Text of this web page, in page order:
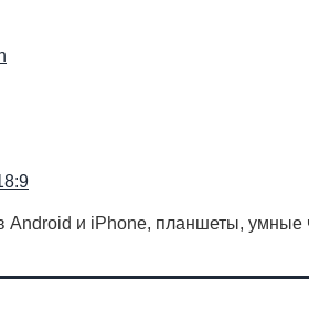
Android и iPhone, планшеты, умные